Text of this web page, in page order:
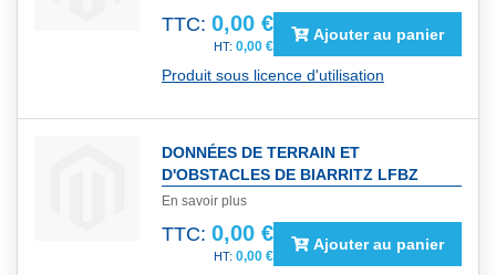
TTC: 0,00 €
0,00 €
Ajouter au panier
Produit sous licence d'utilisation
DONNÉES DE TERRAIN ET
D'OBSTACLES DE BIARRITZ LFBZ
En savoir plus
TTC: 0,00 €
0,00 €
Ajouter au panier